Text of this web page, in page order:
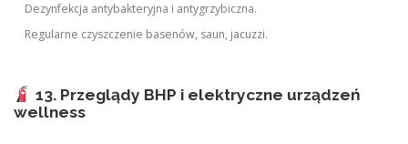
Dezynfekcja antybakteryjna i antygrzybiczna.
Regularne czyszczenie basenów, saun, jacuzzi.
13. Przeglądy BHP i elektryczne urządzeń
wellness